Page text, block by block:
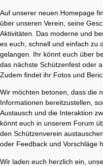
Auf unserer neuen Homepage
über unseren Verein, seine
Aktivitäten. Das moderne und
es euch, schnell und einfach zu
gelangen. Ihr könnt euch über
das nächste Schützenfest oder
Zudem findet ihr Fotos und
Wir möchten betonen, dass die
Informationen bereitzustellen,
Austausch und die Interaktion
könnt euch in unserem Forum
den Schützenverein
oder Feedback und Vorschläge
Wir laden euch herzlich ein,